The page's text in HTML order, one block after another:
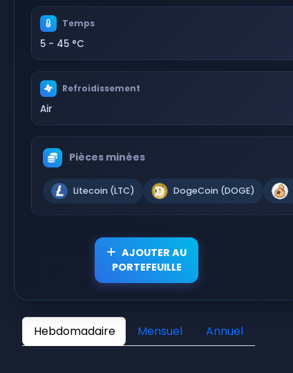
Temps
5 - 45 °C
Refroidissement
Air
Pièces minées
Litecoin (LTC) DogeCoin (DOGE)
AJOUTER AU
PORTEFEUILLE
Hebdomadaire Mensuel Annuel